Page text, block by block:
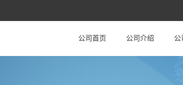
公司首页 公司介绍 公